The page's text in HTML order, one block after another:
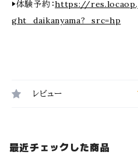
▶体験予約：https://
ght_daikanyama?_src=hp
レビュー
最近チェックした商品